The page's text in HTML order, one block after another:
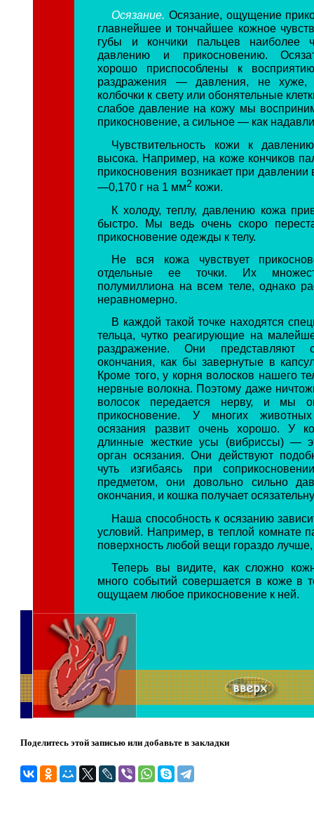
Осязание. Осязание, ощущение
главнейшее и тончайшее кожное
губы и кончики пальцев наиболее
давлению и прикосновению.
хорошо приспособлены к
раздражения — давления, не
колбочки к свету или обонятельные
слабое давление на кожу мы
прикосновение, а сильное — как
Чувствительность кожи к
высока. Например, на коже кончиков
прикосновения возникает при давлении
—0,170 г на 1 мм2 кожи.
К холоду, теплу, давлению кожа
быстро. Мы ведь очень скоро
прикосновение одежды к телу.
Не вся кожа чувствует
отдельные ее точки. Их
полумиллиона на всем теле, однако
неравномерно.
В каждой такой точке находятся
тельца, чутко реагирующие на
раздражение. Они представляют
окончания, как бы завернутые в
Кроме того, у корня волосков нашего
нервные волокна. Поэтому даже
волосок передается нерву, и мы
прикосновение. У многих
осязания развит очень хорошо. У
длинные жесткие усы (вибриссы) —
орган осязания. Они действуют
чуть изгибаясь при
предметом, они довольно сильно
окончания, и кошка получает
Наша способность к осязанию
условий. Например, в теплой комнате
поверхность любой вещи гораздо
Теперь вы видите, как сложно
много событий совершается в коже в
ощущаем любое прикосновение к ней.
Поделитесь этой записью или добавьте в закладки